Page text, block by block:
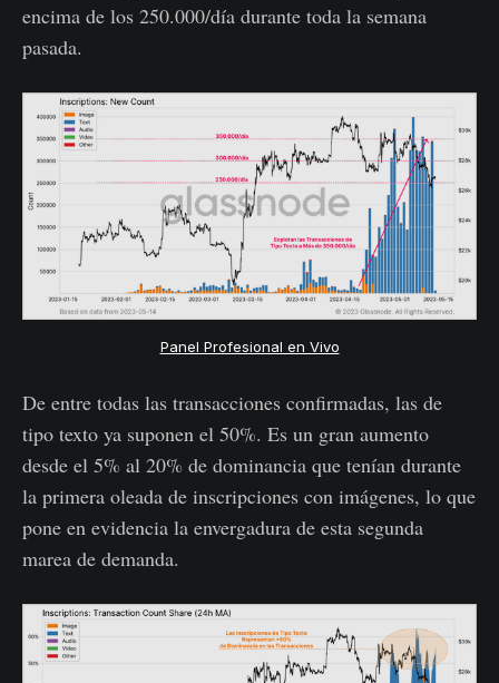
encima de los 250.000/día durante toda la semana
pasada.
Panel Profesional en Vivo
De entre todas las transacciones confirmadas, las de
tipo texto ya suponen el 50%. Es un gran aumento
desde el 5% al 20% de dominancia que tenían durante
la primera oleada de inscripciones con imágenes, lo que
pone en evidencia la envergadura de esta segunda
marea de demanda.